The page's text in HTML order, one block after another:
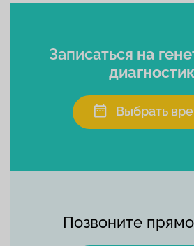
Позвоните
Записаться на
Выбрать